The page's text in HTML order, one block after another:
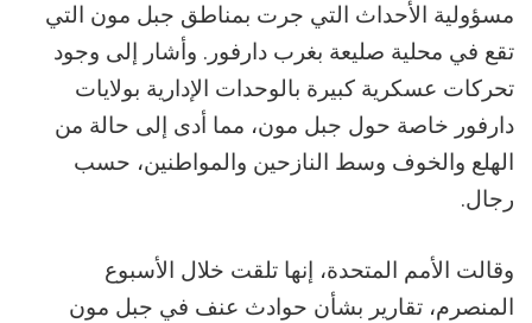
مسؤولية الأحداث التي جرت بمناطق جبل مون التي
تقع في محلية صليعة بغرب دارفور. وأشار إلى وجود
تحركات عسكرية كبيرة بالوحدات الإدارية بولايات
دارفور خاصة حول جبل مون، مما أدى إلى حالة من
الهلع والخوف وسط النازحين والمواطنين، حسب
رجال.
وقالت الأمم المتحدة، إنها تلقت خلال الأسبوع
المنصرم، تقارير بشأن حوادث عنف في جبل مون